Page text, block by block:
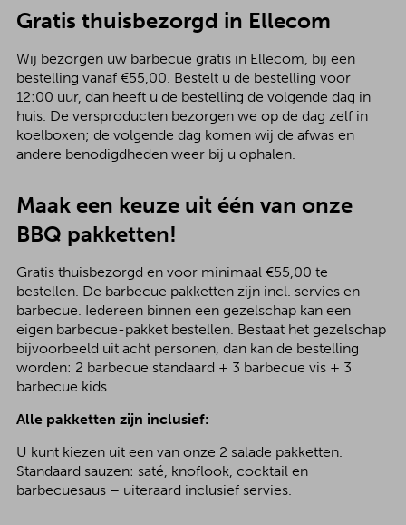
Gratis thuisbezorgd in Ellecom
Wij bezorgen uw barbecue gratis in Ellecom, bij een
bestelling vanaf €55,00. Bestelt u de bestelling voor
12:00 uur, dan heeft u de bestelling de volgende dag in
huis. De versproducten bezorgen we op de dag zelf in
koelboxen; de volgende dag komen wij de afwas en
andere benodigdheden weer bij u ophalen.
Maak een keuze uit één van onze
BBQ pakketten!
Gratis thuisbezorgd en voor minimaal €55,00 te
bestellen. De barbecue pakketten zijn incl. servies en
barbecue. Iedereen binnen een gezelschap kan een
eigen barbecue-pakket bestellen. Bestaat het gezelschap
bijvoorbeeld uit acht personen, dan kan de bestelling
worden: 2 barbecue standaard + 3 barbecue vis + 3
barbecue kids.
Alle pakketten zijn inclusief:
U kunt kiezen uit een van onze 2 salade pakketten.
Standaard sauzen: saté, knoflook, cocktail en
barbecuesaus – uiteraard inclusief servies.